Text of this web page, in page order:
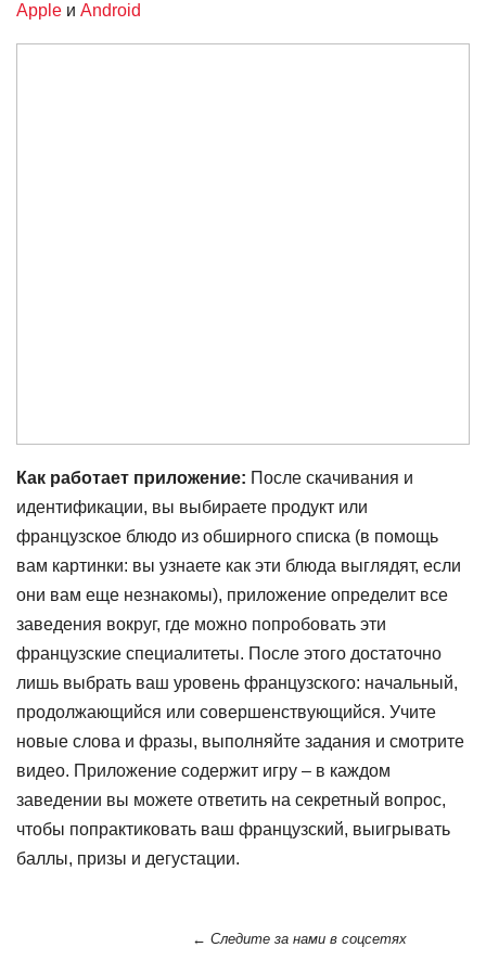
Apple и Android
Как работает приложение: После скачивания и
идентификации, вы выбираете продукт или
французское блюдо из обширного списка (в помощь
вам картинки: вы узнаете как эти блюда выглядят, если
они вам еще незнакомы), приложение определит все
заведения вокруг, где можно попробовать эти
французские специалитеты. После этого достаточно
лишь выбрать ваш уровень французского: начальный,
продолжающийся или совершенствующийся. Учите
новые слова и фразы, выполняйте задания и смотрите
видео. Приложение содержит игру – в каждом
заведении вы можете ответить на секретный вопрос,
чтобы попрактиковать ваш французский, выигрывать
баллы, призы и дегустации.
← Следите за нами в соцсетях